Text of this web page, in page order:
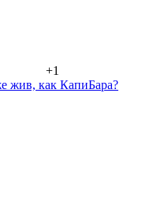
+1
жив, как КапиБара?